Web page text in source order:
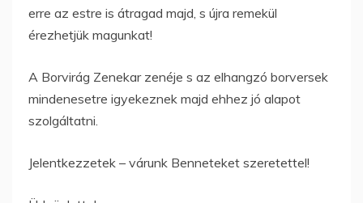
erre az estre is átragad majd, s újra remekül
érezhetjük magunkat!
A Borvirág Zenekar zenéje s az elhangzó borversek
mindenesetre igyekeznek majd ehhez jó alapot
szolgáltatni.
Jelentkezzetek – várunk Benneteket szeretettel!